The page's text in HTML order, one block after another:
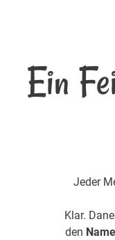
Ein
Jeder
Klar.
den